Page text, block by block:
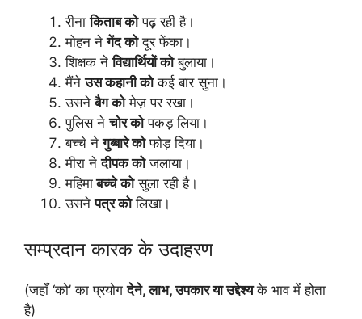
रीनाकिताब कोपढ़ रही है।
मोहन नेगेंद कोदूर फेंका।
शिक्षक नेविद्यार्थियों कोबुलाया।
मैंनेउस कहानी कोकई बार सुना।
उसनेबैग कोमेज़ पर रखा।
पुलिस नेचोर कोपकड़ लिया।
बच्चे नेगुब्बारे कोफोड़ दिया।
मीरा नेदीपक कोजलाया।
महिमाबच्चे कोसुला रही है।
उसनेपत्र कोलिखा।
सम्प्रदान कारक के उदाहरण
(जहाँ ‘को’ का प्रयोगदेने, लाभ, उपकार या उद्देश्यके भाव में होता
है)